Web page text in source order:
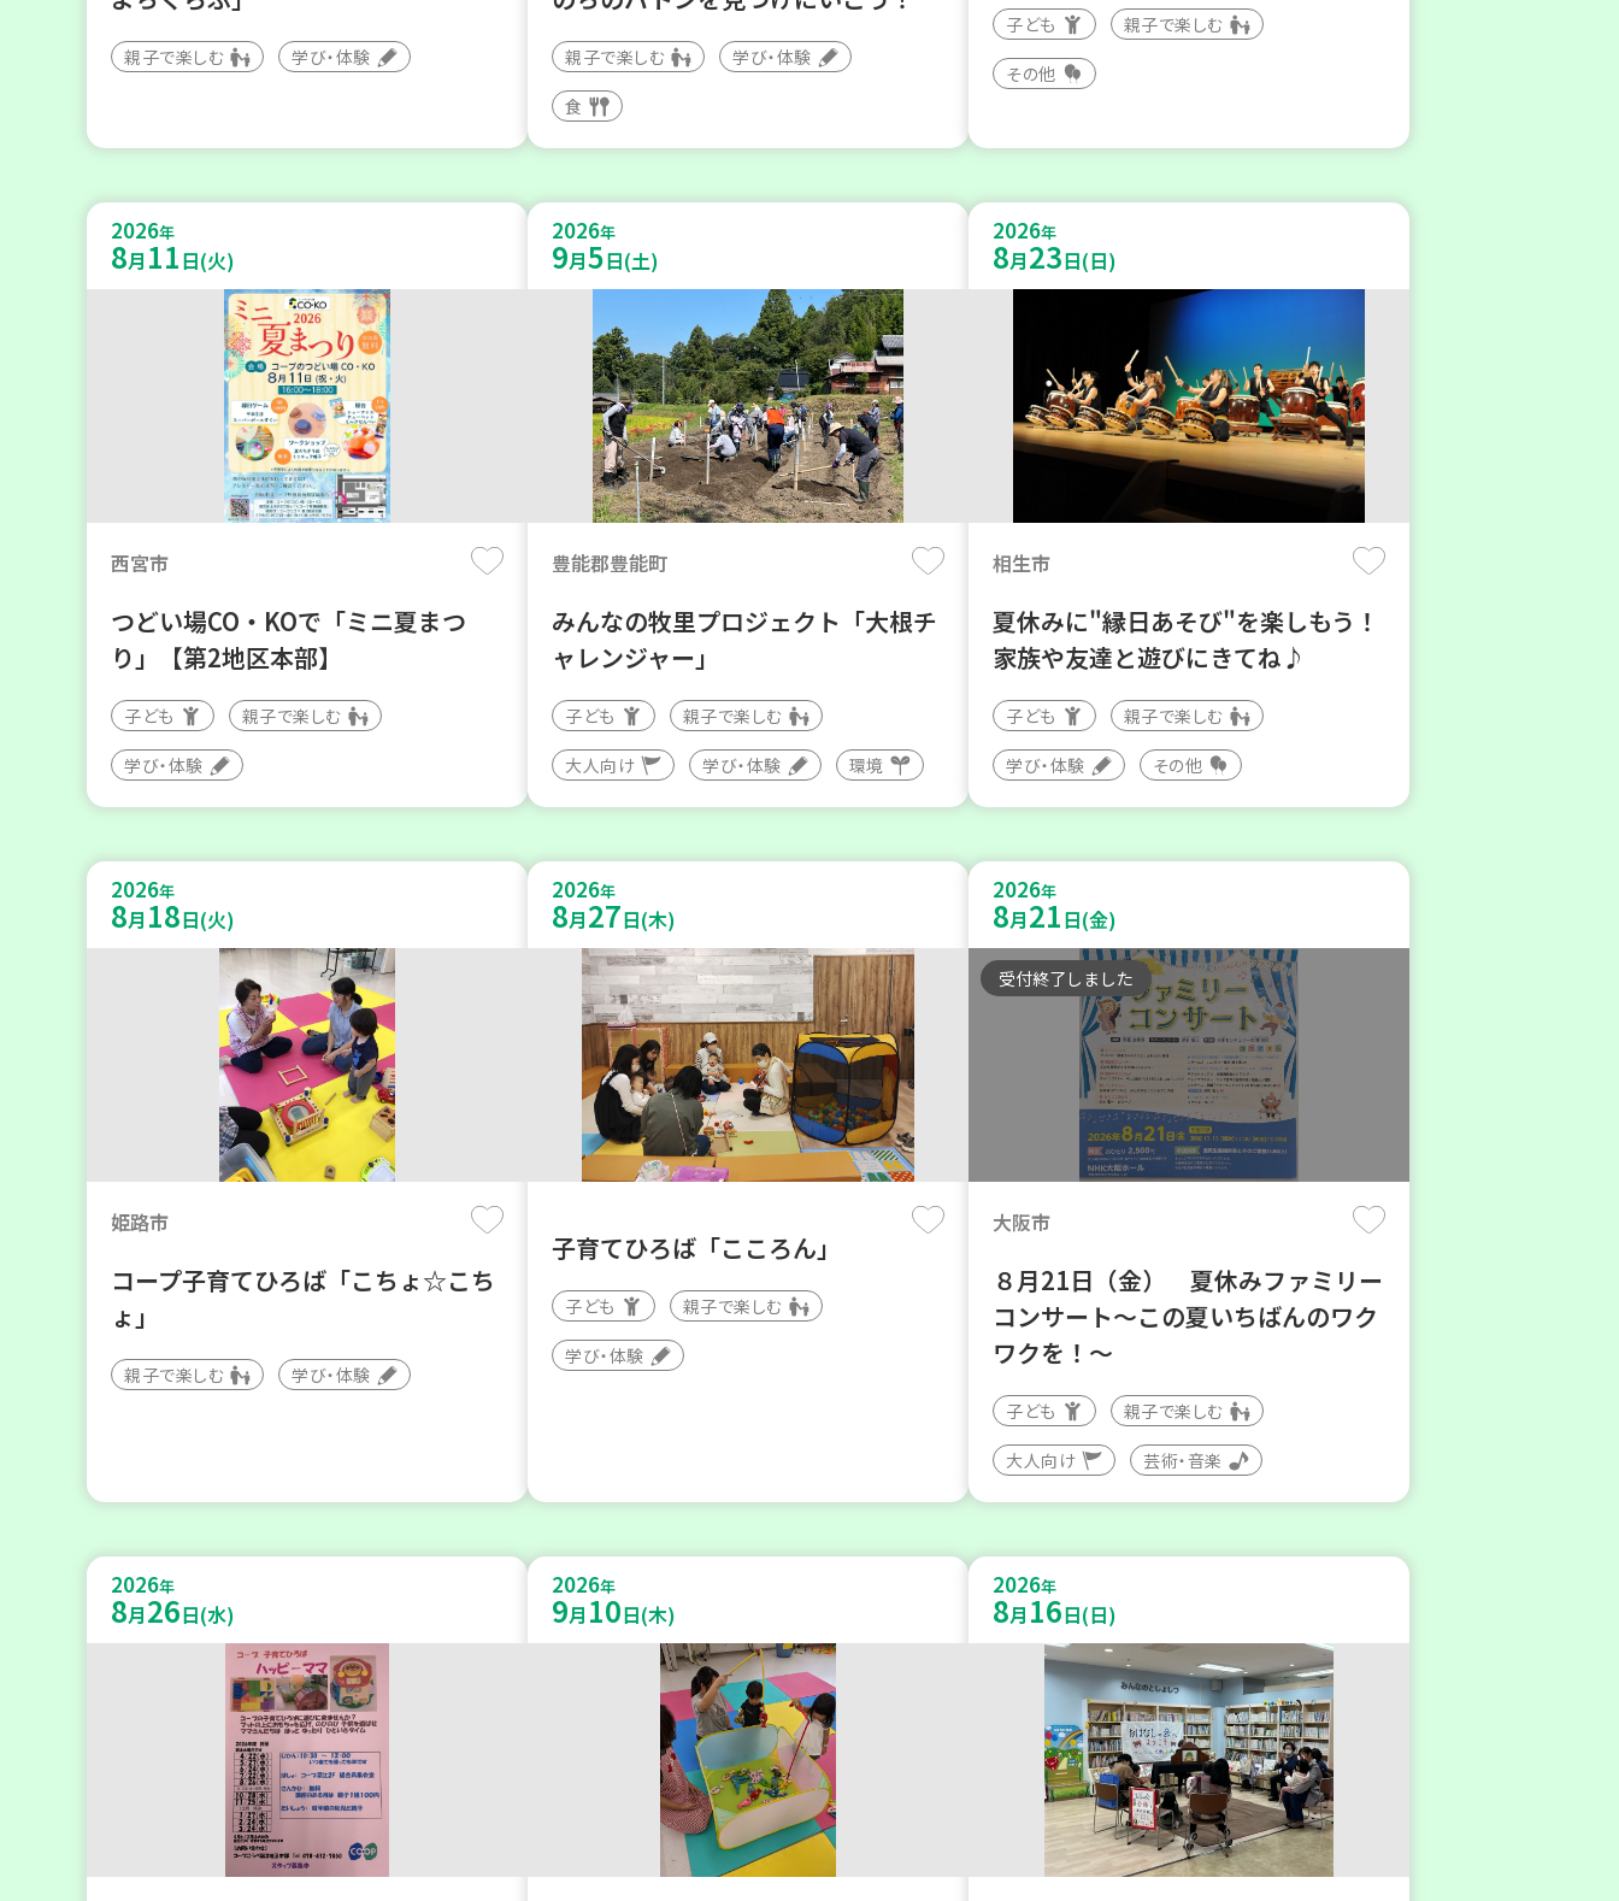
親子で楽しむ 学び・体験 親子で楽しむ 学び・体験
食
子ども 親子で楽しむ
その他
2026年
8月 11日(火)
西宮市
つどい場CO・KOで「ミニ夏まつ
り」【第2地区本部】
子ども 親子で楽しむ
学び・体験
2026年
9月5日(土)
豊能郡豊能町
みんなの牧里プロジェクト「大根チ
ャレンジャー」
子ども 親子で楽しむ
大人向け 学び・体験 環境
2026年
8月23日(日)
相生市
夏休みに"縁日あそび"を楽しもう！
家族や友達と遊びにきてね♪
子ども 親子で楽しむ
学び・体験 その他
2026年
8月 18日(火)
姫路市
コープ子育てひろば「こちょ☆こち
ょ」
親子で楽しむ 学び・体験
2026年
8月27日(木)
子育てひろば「こころん」
子ども 親子で楽しむ
学び・体験
2026年
8月21日(金)
受付終了しました
大阪市
８月21日（金） 夏休みファミリー
コンサート～この夏いちばんのワク
ワクを！～
子ども 親子で楽しむ
大人向け 芸術・音楽
2026年
8月26日(水)
2026年
9月 10日(木)
2026年
8月 16日(日)